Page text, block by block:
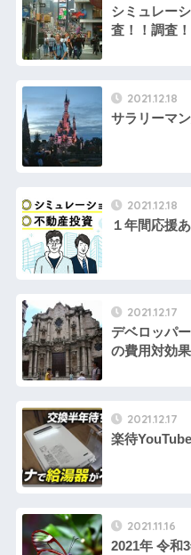
シミュレー
査！！調査！
2021.12.18
サラリーマ
2021.12.18
１年間応援
2021.12.17
デベロッパ
の費用対効果
2021.12.17
楽待
2021.11.16
2021年 令和